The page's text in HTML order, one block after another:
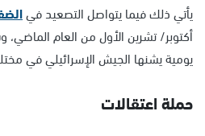
يأتي ذلك فيما يتواصل التصعيد في
أكتوبر/ تشرين الأول من العام
يومية يشنها الجيش الإسرائيلي في
حملة اعتقالات